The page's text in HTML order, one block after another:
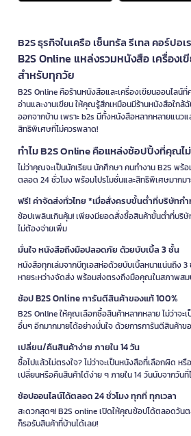
B2S ธุรกิจในเครือ เซ็นทรัล รีเทล คอร์ปอ
B2S Online แหล่งรวมหนังสือ เครื่องเ
สำหรับทุกวัย
B2S Online คือร้านหนังสือและเครื่องเขียนออนไลน์
อ่านและงานเขียน ให้คุณรู้สึกเหมือนมีร้านหนังสือใกล้
ออกจากบ้าน เพราะ b2s มีทั้งหนังสือหลากหลายแน
สิทธิพิเศษที่ไม่ควรพลาด!
ทำไม B2S Online คือแหล่งช้อปปิ้งที่คุณไ
ไม่ว่าคุณจะเป็นนักเรียน นักศึกษา คนทำงาน B2S พ
ตลอด 24 ชั่วโมง พร้อมโปรโมชั่นและสิทธิพิเศษมากม
ฟรี! ค่าจัดส่งทั่วไทย *เมื่อสั่งครบขั้นต่ำที่บริษัทก
ช้อปเพลินเกินคุ้ม! เพียงมียอดสั่งซื้อสินค้าขั้นต่ำที่บริ
ไม่ต้องจ่ายเพิ่ม
มั่นใจ หนังสือถึงมือปลอดภัย ด้วยบับเบิ้ล 3 ชั้น
หนังสือทุกเล่มจากบีทูเอสห่อด้วยบับเบิ้ลหนาแน่นถึง 3
หายระหว่างจัดส่ง พร้อมส่งตรงถึงมือคุณในสภาพส
ช้อป B2S Online การันตีสินค้าของแท้ 100%
B2S Online ให้คุณเลือกซื้อสินค้าหลากหลาย ไม่ว่าจะ
อื่นๆ อีกมากมายได้อย่างมั่นใจ ด้วยการการันตีสินค้า
เปลี่ยน/คืนสินค้าง่าย ภายใน 14 วัน
ซื้อไปแล้วไม่ตรงใจ? ไม่ว่าจะเป็นหนังสือที่เลือกผิด
เปลี่ยนหรือคืนสินค้าได้ง่าย ๆ ภายใน 14 วันนับจากวัน
ช้อปออนไลน์ได้ตลอด 24 ชั่วโมง ทุกที่ ทุกเวลา
สะดวกสุดๆ! B2S online เปิดให้คุณช้อปได้ตลอดวัน
ก็รอรับสินค้าที่บ้านได้เลย!